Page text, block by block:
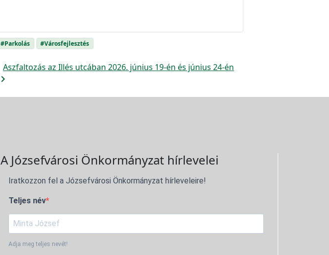
#Parkolás #Városfejlesztés
Aszfaltozás az Illés utcában 2026. június 19-én és június 24-én
navigate_next
A Józsefvárosi Önkormányzat hírlevelei
Iratkozzon fel a Józsefvárosi Önkormányzat hírleveleire!
Teljes név
Adja meg teljes nevét!